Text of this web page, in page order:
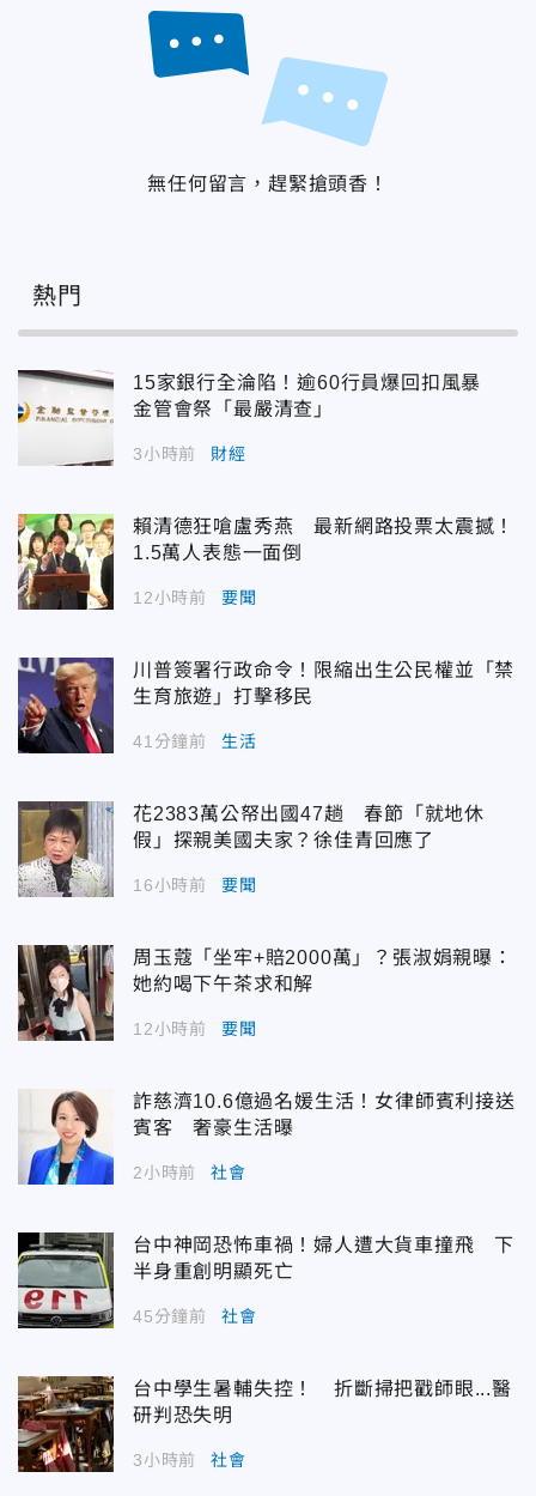
無任何留言，趕緊搶頭香！
熱門
15家銀行全淪陷！逾60行員爆回扣風暴
金管會祭「最嚴清查」
3小時前 財經
賴清德狂嗆盧秀燕 最新網路投票太震撼！
1.5萬人表態一面倒
12小時前 要聞
川普簽署行政命令！限縮出生公民權並「禁
生育旅遊」打擊移民
41分鐘前 生活
花2383萬公帑出國47趟 春節「就地休
假」探親美國夫家？徐佳青回應了
16小時前 要聞
周玉蔻「坐牢+賠2000萬」？張淑娟親曝：
她約喝下午茶求和解
12小時前 要聞
詐慈濟10.6億過名媛生活！女律師賓利接送
賓客 奢豪生活曝
2小時前 社會
台中神岡恐怖車禍！婦人遭大貨車撞飛 下
半身重創明顯死亡
45分鐘前 社會
台中學生暑輔失控！ 折斷掃把戳師眼...醫
研判恐失明
3小時前 社會